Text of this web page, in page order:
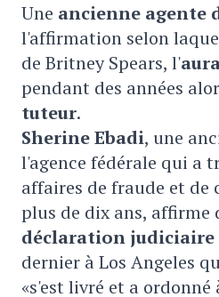
Une ancienne agente
l'affirmation selon
de Britney Spears, l'
pendant des années
tuteur.
Sherine Ebadi, une
l'agence fédérale qui a
affaires de fraude et
plus de dix ans, affirme
déclaration judiciaire
dernier à Los Angeles
«s'est livré et a ordonné